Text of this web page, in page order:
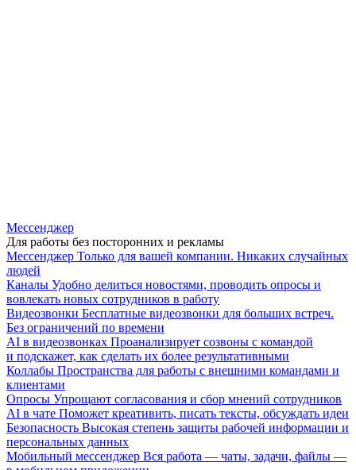
Мессенджер
Для работы без посторонних и рекламы
Мессенджер Только для вашей компании. Никаких случайных
людей
Каналы Удобно делиться новостями, проводить опросы и
вовлекать новых сотрудников в работу
Видеозвонки Бесплатные видеозвонки для больших встреч.
Без ограничений по времени
AI в видеозвонках Проанализирует созвоны с командой
и подскажет, как сделать их более результативными
Коллабы Пространства для работы с внешними командами и
клиентами
Опросы Упрощают согласования и сбор мнений сотрудников
AI в чате Поможет креативить, писать тексты, обсуждать идеи
Безопасность Высокая степень защиты рабочей информации и
персональных данных
Мобильный мессенджер Вся работа — чаты, задачи, файлы —